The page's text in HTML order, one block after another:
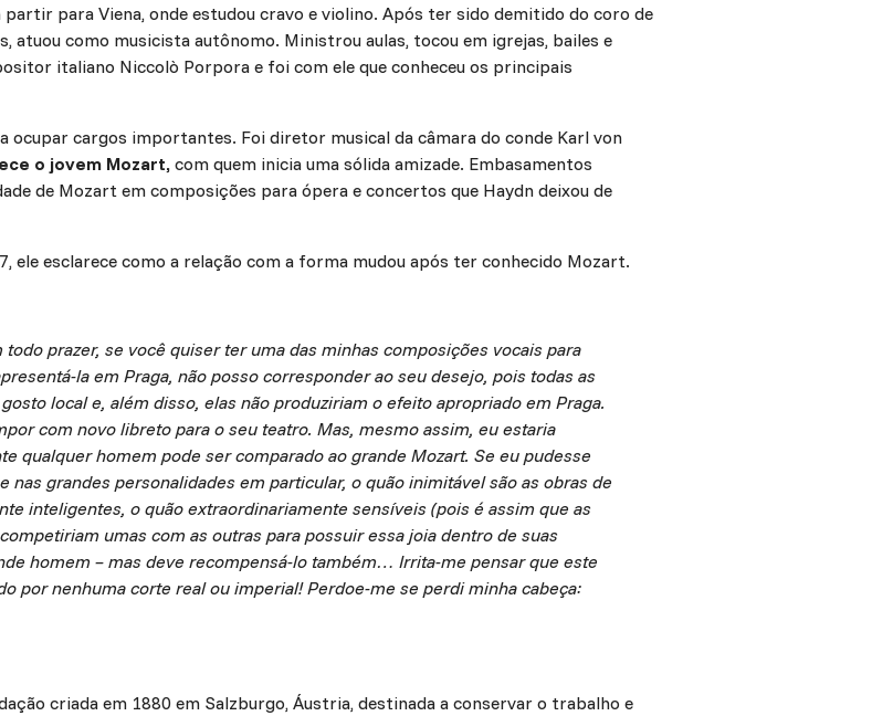
para Viena, onde estudou cravo e violino. Após ter sido demitido do coro de
atuou como musicista autônomo. Ministrou aulas, tocou em igrejas, bailes e
italiano Niccolò Porpora e foi com ele que conheceu os principais
ocupar cargos importantes. Foi diretor musical da câmara do conde Karl von
o jovem Mozart,com quem inicia uma sólida amizade. Embasamentos
de Mozart em composições para ópera e concertos que Haydn deixou de
ele esclarece como a relação com a forma mudou após ter conhecido Mozart.
prazer, se você quiser ter uma das minhas composições vocais para
la em Praga, não posso corresponder ao seu desejo, pois todas as
local e, além disso, elas não produziriam o efeito apropriado em Praga.
com novo libreto para o seu teatro. Mas, mesmo assim, eu estaria
qualquer homem pode ser comparado ao grande Mozart. Se eu pudesse
nas grandes personalidades em particular, o quão inimitável são as obras de
inteligentes, o quão extraordinariamente sensíveis (pois é assim que as
umas com as outras para possuir essa joia dentro de suas
homem – mas deve recompensá-lo também… Irrita-me pensar que este
por nenhuma corte real ou imperial! Perdoe-me se perdi minha cabeça:
criada em 1880 em Salzburgo, Áustria, destinada a conservar o trabalho e